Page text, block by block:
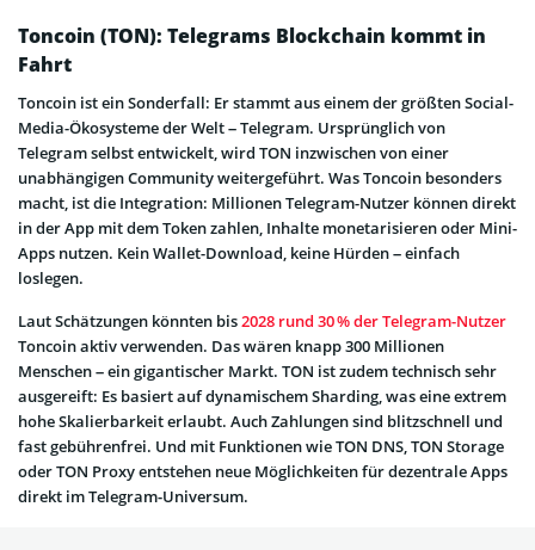
Toncoin (TON): Telegrams Blockchain kommt in
Fahrt
Toncoin ist ein Sonderfall: Er stammt aus einem der größten Social-
Media-Ökosysteme der Welt – Telegram. Ursprünglich von
Telegram selbst entwickelt, wird TON inzwischen von einer
unabhängigen Community weitergeführt. Was Toncoin besonders
macht, ist die Integration: Millionen Telegram-Nutzer können direkt
in der App mit dem Token zahlen, Inhalte monetarisieren oder Mini-
Apps nutzen. Kein Wallet-Download, keine Hürden – einfach
loslegen.
Laut Schätzungen könnten bis2028 rund 30 % der Telegram-Nutzer
Toncoin aktiv verwenden. Das wären knapp 300 Millionen
Menschen – ein gigantischer Markt. TON ist zudem technisch sehr
ausgereift: Es basiert auf dynamischem Sharding, was eine extrem
hohe Skalierbarkeit erlaubt. Auch Zahlungen sind blitzschnell und
fast gebührenfrei. Und mit Funktionen wie TON DNS, TON Storage
oder TON Proxy entstehen neue Möglichkeiten für dezentrale Apps
direkt im Telegram-Universum.